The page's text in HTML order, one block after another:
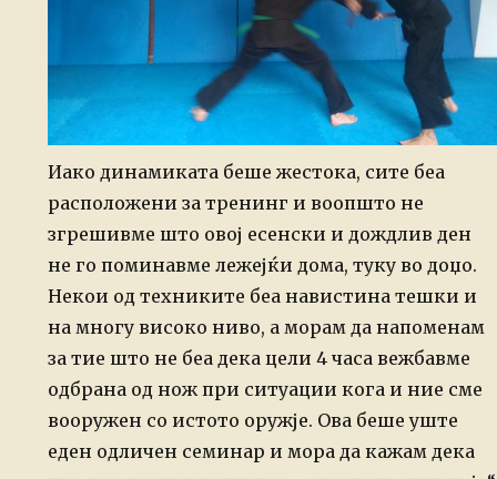
Иако динамиката беше жестока, сите беа
расположени за тренинг и воопшто не
згрешивме што овој есенски и дождлив ден
не го поминавме лежејќи дома, туку во доџо.
Некои од техниките беа навистина тешки и
на многу високо ниво, а морам да напоменам
за тие што не беа дека цели 4 часа вежбавме
одбрана од нож при ситуации кога и ние сме
вооружен со истото оружје. Ова беше уште
еден одличен семинар и мора да кажам дека